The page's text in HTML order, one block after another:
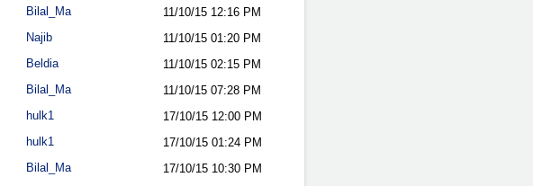
Bilal_Ma 11/10/15 12:16 PM
Najib 11/10/15 01:20 PM
Beldia 11/10/15 02:15 PM
Bilal_Ma 11/10/15 07:28 PM
hulk1 17/10/15 12:00 PM
hulk1 17/10/15 01:24 PM
Bilal_Ma 17/10/15 10:30 PM